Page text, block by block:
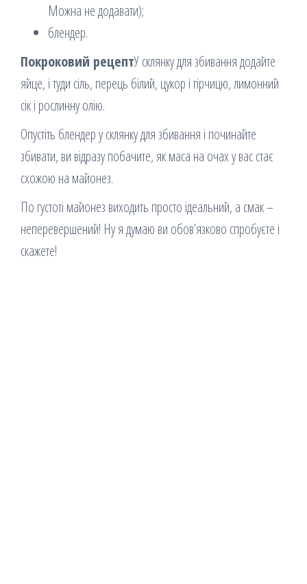
Можна не додавати);
блендер.
Покроковий рецептУ склянку для збивання додайте
яйце, і туди сіль, перець білий, цукор і гірчицю, лимонний
сік і рослинну олію.
Опустіть блендер у склянку для збивання і починайте
збивати, ви відразу побачите, як маса на очах у вас стає
схожою на майонез.
По густоті майонез виходить просто ідеальний, а смак –
неперевершений! Ну я думаю ви обов’язково спробуєте і
скажете!